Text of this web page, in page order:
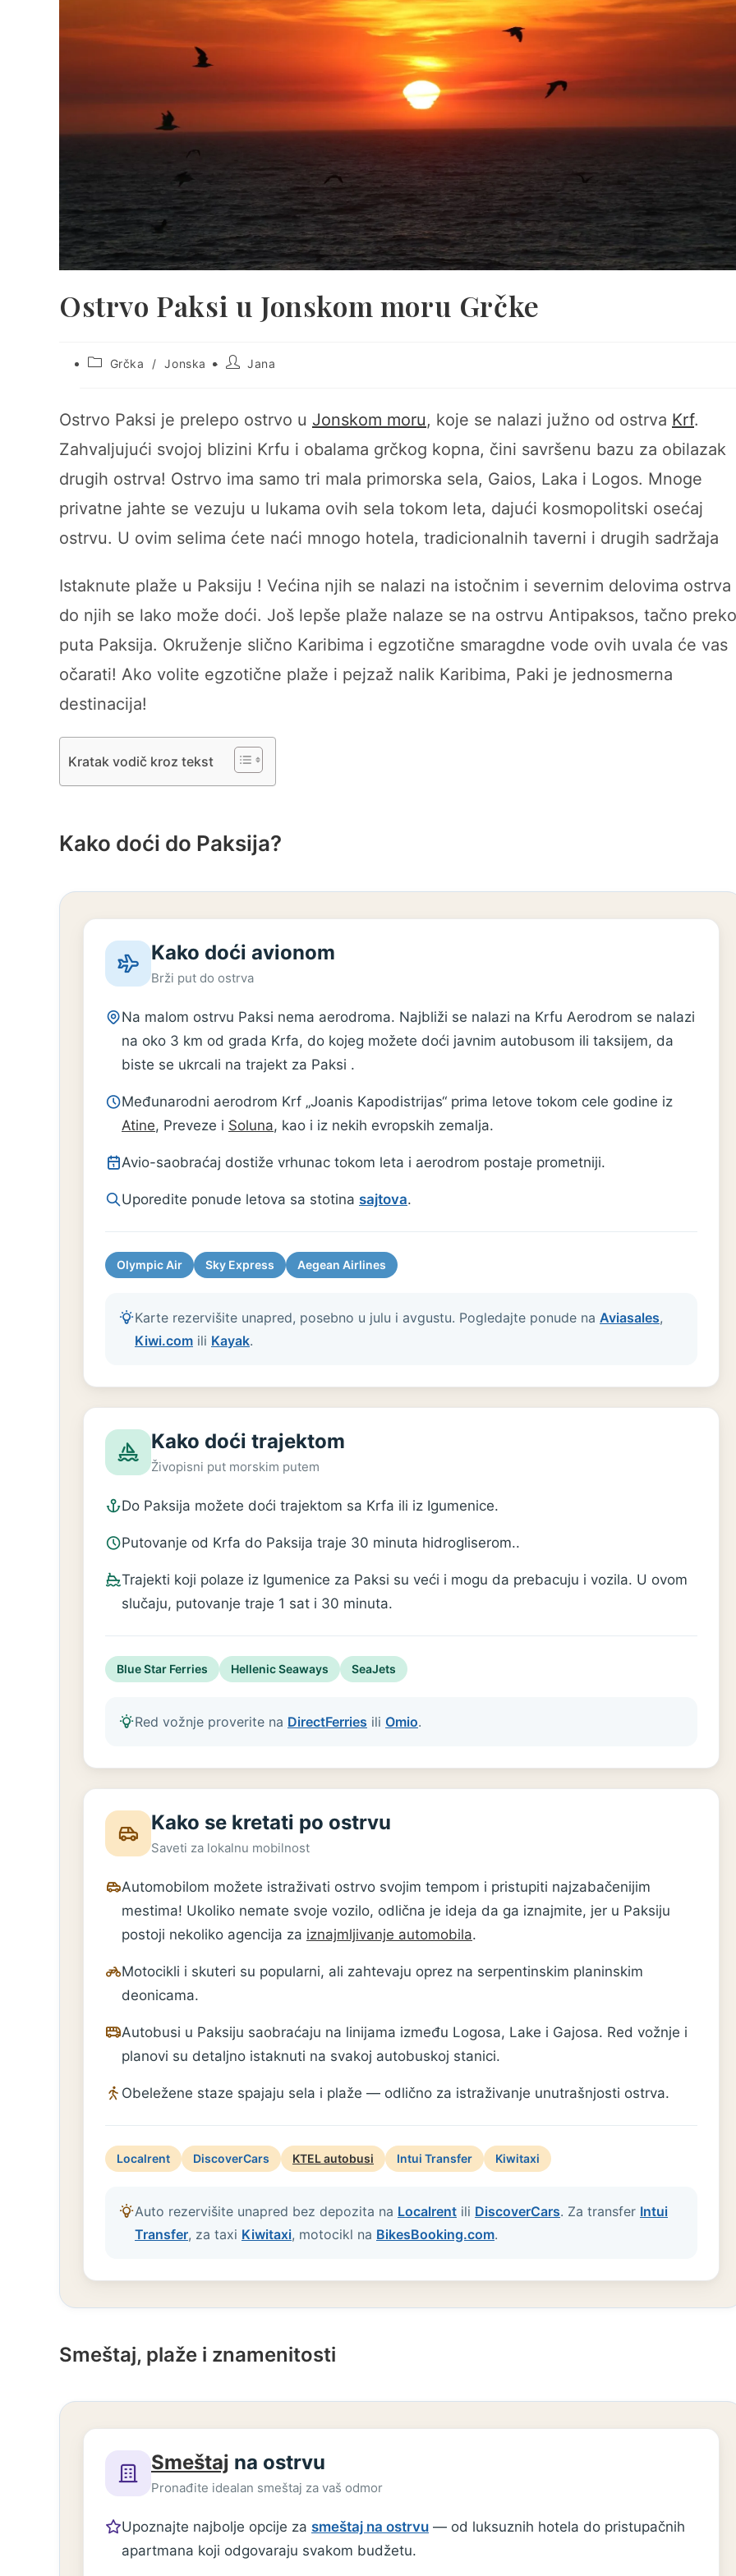
Ostrvo Paksi u Jonskom moru Grčke
PostGrčka / Jonska
Post Jana
Ostrvo Paksi je prelepo ostrvo u Jonskom moru, koje se nalazi južno od ostrva Krf.
Zahvaljujući svojoj blizini Krfu i obalama grčkog kopna, čini savršenu bazu za obilazak
drugih ostrva! Ostrvo ima samo tri mala primorska sela, Gaios, Laka i Logos. Mnoge
privatne jahte se vezuju u lukama ovih sela tokom leta, dajući kosmopolitski osećaj
ostrvu. U ovim selima ćete naći mnogo hotela, tradicionalnih taverni i drugih sadržaja
Istaknute plaže u Paksiju ! Većina njih se nalazi na istočnim i severnim delovima ostrva
do njih se lako može doći. Još lepše plaže nalaze se na ostrvu Antipaksos, tačno preko
puta Paksija. Okruženje slično Karibima i egzotične smaragdne vode ovih uvala će vas
očarati! Ako volite egzotične plaže i pejzaž nalik Karibima, Paki je jednosmerna
destinacija!
Kratak vodič kroz tekst
Kako doći do Paksija?
Kako doći avionom
Brži put do ostrva
Na malom ostrvu Paksi nema aerodroma. Najbliži se nalazi na Krfu Aerodrom se nalazi
na oko 3 km od grada Krfa, do kojeg možete doći javnim autobusom ili taksijem, da
biste se ukrcali na trajekt za Paksi .
Međunarodni aerodrom Krf „Joanis Kapodistrijas“ prima letove tokom cele godine iz
Atine, Preveze i Soluna, kao i iz nekih evropskih zemalja.
Avio-saobraćaj dostiže vrhunac tokom leta i aerodrom postaje prometniji.
Uporedite ponude letova sa stotina sajtova.
Olympic Air Sky Express Aegean Airlines
Karte rezervišite unapred, posebno u julu i avgustu. Pogledajte ponude na Aviasales,
Kiwi.com ili Kayak.
Kako doći trajektom
Živopisni put morskim putem
Do Paksija možete doći trajektom sa Krfa ili iz Igumenice.
Putovanje od Krfa do Paksija traje 30 minuta hidrogliserom..
Trajekti koji polaze iz Igumenice za Paksi su veći i mogu da prebacuju i vozila. U ovom
slučaju, putovanje traje 1 sat i 30 minuta.
Blue Star Ferries Hellenic Seaways SeaJets
Red vožnje proverite na DirectFerries ili Omio.
Kako se kretati po ostrvu
Saveti za lokalnu mobilnost
Automobilom možete istraživati ostrvo svojim tempom i pristupiti najzabačenijim
mestima! Ukoliko nemate svoje vozilo, odlična je ideja da ga iznajmite, jer u Paksiju
postoji nekoliko agencija za iznajmljivanje automobila.
Motocikli i skuteri su popularni, ali zahtevaju oprez na serpentinskim planinskim
deonicama.
Autobusi u Paksiju saobraćaju na linijama između Logosa, Lake i Gajosa. Red vožnje i
planovi su detaljno istaknuti na svakoj autobuskoj stanici.
Obeležene staze spajaju sela i plaže — odlično za istraživanje unutrašnjosti ostrva.
Localrent DiscoverCars KTEL autobusi Intui Transfer Kiwitaxi
Auto rezervišite unapred bez depozita na Localrent ili DiscoverCars. Za transfer Intui
Transfer, za taxi Kiwitaxi, motocikl na BikesBooking.com.
Smeštaj, plaže i znamenitosti
Smeštaj na ostrvu
Pronađite idealan smeštaj za vaš odmor
Upoznajte najbolje opcije za smeštaj na ostrvu — od luksuznih hotela do pristupačnih
apartmana koji odgovaraju svakom budžetu.